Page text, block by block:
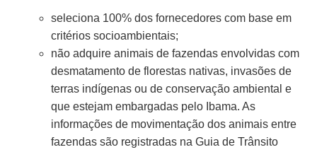
seleciona 100% dos fornecedores com base em
critérios socioambientais;
não adquire animais de fazendas envolvidas com
desmatamento de florestas nativas, invasões de
terras indígenas ou de conservação ambiental e
que estejam embargadas pelo Ibama. As
informações de movimentação dos animais entre
fazendas são registradas na Guia de Trânsito